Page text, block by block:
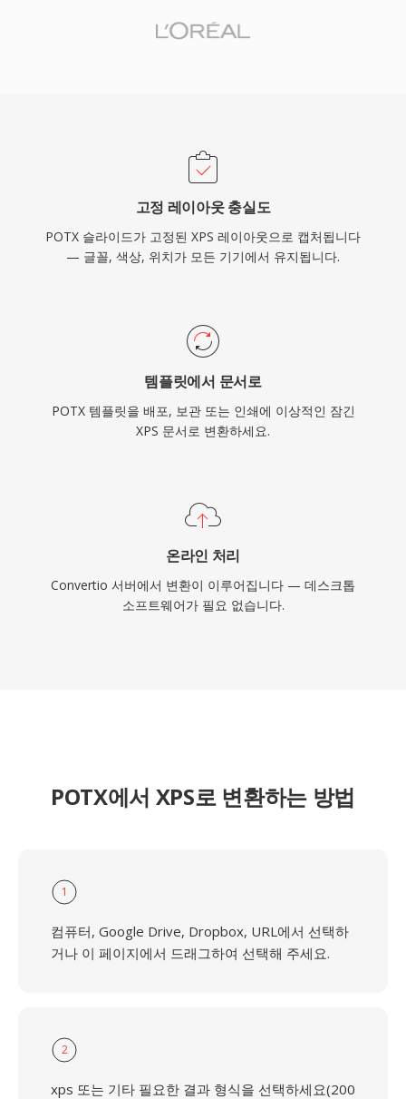
고정 레이아웃 충실도
POTX 슬라이드가 고정된 XPS 레이아웃으로 캡처됩니다
— 글꼴, 색상, 위치가 모든 기기에서 유지됩니다.
템플릿에서 문서로
POTX 템플릿을 배포, 보관 또는 인쇄에 이상적인 잠긴
XPS 문서로 변환하세요.
온라인 처리
Convertio 서버에서 변환이 이루어집니다 — 데스크톱
소프트웨어가 필요 없습니다.
POTX에서 XPS로 변환하는 방법
1
컴퓨터, Google Drive, Dropbox, URL에서 선택하
거나 이 페이지에서 드래그하여 선택해 주세요.
2
xps 또는 기타 필요한 결과 형식을 선택하세요(200